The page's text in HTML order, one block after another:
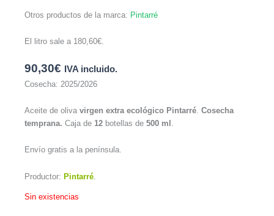
Otros productos de la marca: Pintarré
El litro sale a 180,60€.
90,30€ IVA incluido.
Cosecha: 2025/2026
Aceite de oliva virgen extra ecológico Pintarré Cosecha
temprana. Caja de 12 botellas de 500 ml
Envío gratis a la península.
Productor: Pintarré
Sin existencias